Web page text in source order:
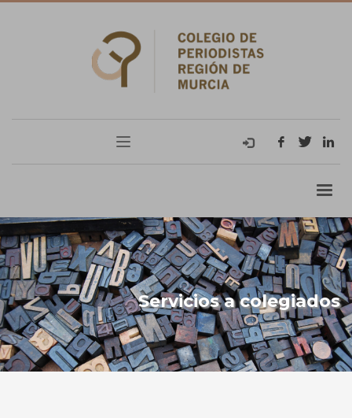
Servicios a colegiados